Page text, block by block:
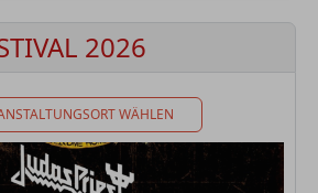
2026
WÄHLEN